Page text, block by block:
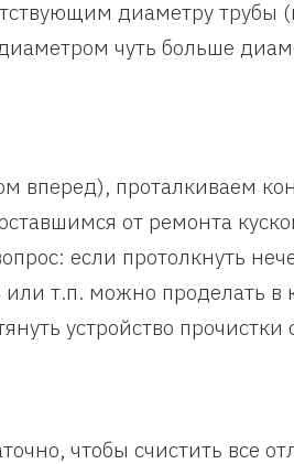
диаметру трубы
чуть больше
вперед), проталкиваем
от ремонта
если протолкнуть
т.п. можно проделать в
устройство прочистки
чтобы счистить все